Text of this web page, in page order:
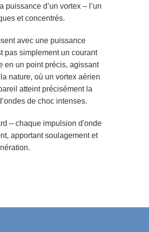
puissance d’un vortex – l’un
et concentrés.
avec une puissance
pas simplement un courant
en un point précis, agissant
nature, où un vortex aérien
atteint précisément la
de choc intenses.
– chaque impulsion d'onde
apportant soulagement et